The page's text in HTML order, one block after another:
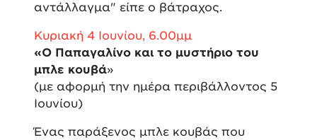
αντάλλαγμα" είπε ο βάτραχος.
Κυριακή 4 Ιουνίου, 6.00μμ
«Ο Παπαγαλίνο και το μυστήριο του
μπλε κουβά»
(με αφορμή την ημέρα περιβάλλοντος 5
Ιουνίου)
Ένας παράξενος μπλε κουβάς που